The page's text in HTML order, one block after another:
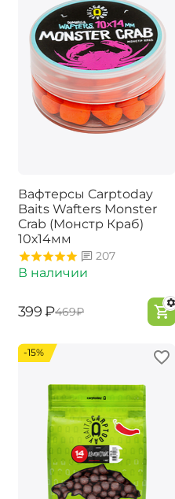
Вафтерсы Carptoday
Baits Wafters Monster
Crab (Монстр Краб)
10х14мм
207
В наличии
‍399‍ ₽‍469‍₽
-15%